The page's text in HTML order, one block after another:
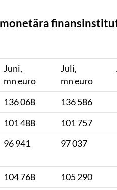
Juni,
mn euro
Juli,
mn euro
136 068 136 586
101 488 101 757
96 941 97 037
104 768 105 290